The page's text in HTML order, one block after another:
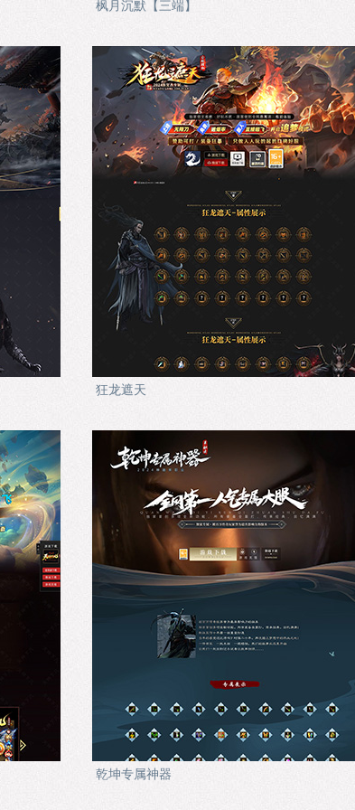
枫月沉默【三端】
狂龙遮天
乾坤专属神器